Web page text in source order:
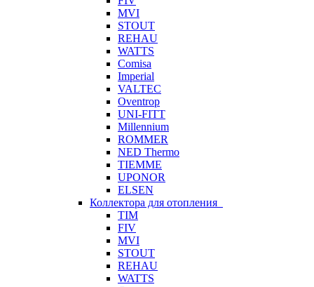
MVI
STOUT
REHAU
WATTS
Comisa
Imperial
VALTEC
Oventrop
UNI-FITT
Millennium
ROMMER
NED Thermo
TIEMME
UPONOR
ELSEN
Коллектора для отопления
TIM
FIV
MVI
STOUT
REHAU
WATTS